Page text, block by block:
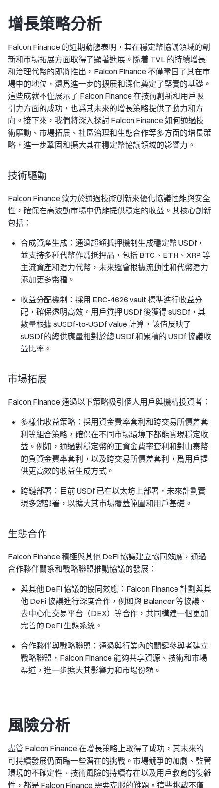
增長策略分析
Falcon Finance 的近期動態表明，其在穩定幣協議領域的創
新和市場拓展方面取得了顯著進展。隨着 TVL 的持續增長
和治理代幣的即將推出，Falcon Finance 不僅鞏固了其在市
場中的地位，還爲進一步的擴展和深化奠定了堅實的基礎。
這些成就不僅展示了 Falcon Finance 在技術創新和用戶吸
引力方面的成功，也爲其未來的增長策略提供了動力和方
向。接下來，我們將深入探討 Falcon Finance 如何通過技
術驅動、市場拓展、社區治理和生態合作等多方面的增長策
略，進一步鞏固和擴大其在穩定幣協議領域的影響力。
技術驅動
Falcon Finance 致力於通過技術創新來優化協議性能與安全
性，確保在高波動市場中仍能提供穩定的收益。其核心創新
包括：
合成資產生成：通過超額抵押機制生成穩定幣 USDf，
並支持多種代幣作爲抵押品，包括 BTC、ETH、XRP 等
主流資產和潛力代幣，未來還會根據流動性和代幣潛力
添加更多幣種。
收益分配機制：採用 ERC-4626 vault 標準進行收益分
配，確保透明高效。用戶質押 USDf 後獲得 sUSDf，其
數量根據 sUSDf-to-USDf Value 計算，該值反映了
sUSDf 的總供應量相對於總 USDf 和累積的 USDf 協議收
益比率。
市場拓展
Falcon Finance 通過以下策略吸引個人用戶與機構投資者：
多樣化收益策略：採用資金費率套利和跨交易所價差套
利等組合策略，確保在不同市場環境下都能實現穩定收
益。例如，通過對穩定幣的正資金費率套利和對山寨幣
的負資金費率套利，以及跨交易所價差套利，爲用戶提
供更高效的收益生成方式。
跨鏈部署：目前 USDf 已在以太坊上部署，未來計劃實
現多鏈部署，以擴大其市場覆蓋範圍和用戶基礎。
生態合作
Falcon Finance 積極與其他 DeFi 協議建立協同效應，通過
合作夥伴關系和戰略聯盟推動協議的發展：
與其他 DeFi 協議的協同效應：Falcon Finance 計劃與其
他 DeFi 協議進行深度合作，例如與 Balancer 等協議、
去中心化交易平台（DEX）等合作，共同構建一個更加
完善的 DeFi 生態系統。
合作夥伴與戰略聯盟：通過與行業內的關鍵參與者建立
戰略聯盟，Falcon Finance 能夠共享資源、技術和市場
渠道，進一步擴大其影響力和市場份額。
風險分析
盡管 Falcon Finance 在增長策略上取得了成功，其未來的
可持續發展仍面臨一些潛在的挑戰。市場競爭的加劇、監管
環境的不確定性、技術風險的持續存在以及用戶教育的復雜
性，都是 Falcon Finance 需要克服的難題。這些挑戰不僅